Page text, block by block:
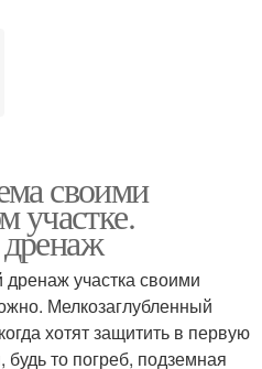
своими
участке.
участка своими
Мелкозаглубленный
хотят защитить в первую
то погреб, подземная